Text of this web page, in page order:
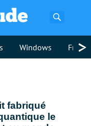
Windows >
fabriqué
le